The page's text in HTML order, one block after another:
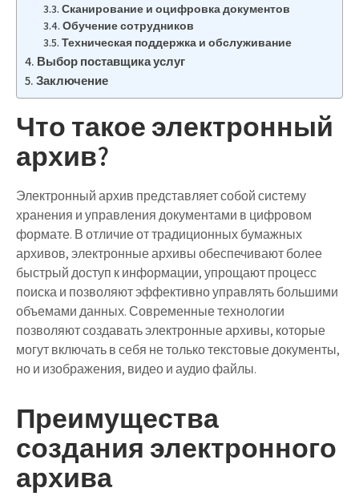
Сканирование и оцифровка документов
Обучение сотрудников
Техническая поддержка и обслуживание
Выбор поставщика услуг
Заключение
Что такое электронный
архив?
Электронный архив представляет собой систему
хранения и управления документами в цифровом
формате. В отличие от традиционных бумажных
архивов, электронные архивы обеспечивают более
быстрый доступ к информации, упрощают процесс
поиска и позволяют эффективно управлять большими
объемами данных. Современные технологии
позволяют создавать электронные архивы, которые
могут включать в себя не только текстовые документы,
но и изображения, видео и аудио файлы.
Преимущества
создания электронного
архива